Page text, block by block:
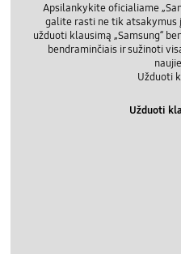
Apsilankykite oficialiame
galite rasti ne tik atsakymus
užduoti klausimą „Samsung“
bendraminčiais ir sužinoti
Užduoti
Užduoti